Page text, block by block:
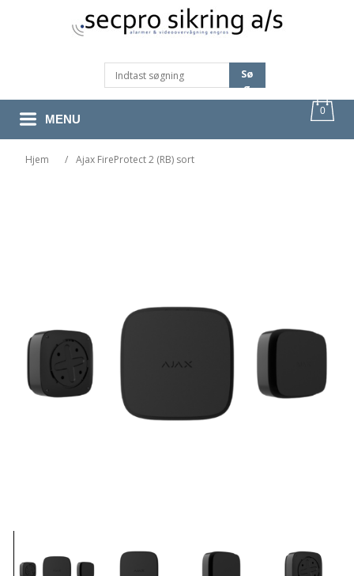
Sø
G
0
MENU
Hjem / Ajax FireProtect 2 (RB) sort